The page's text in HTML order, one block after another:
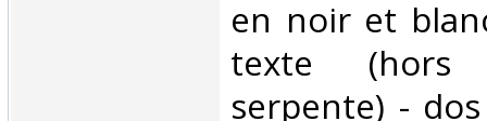
en noir et
texte (hors
serpente) -